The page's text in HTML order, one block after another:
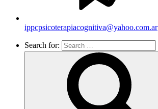
ippcpsicoterapiacognitiva@yahoo.com.ar
Search for: